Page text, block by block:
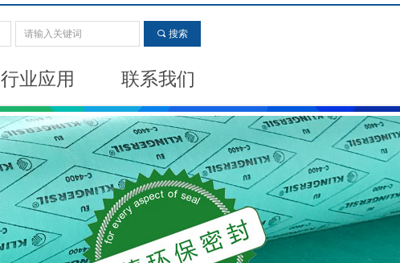
行业应用 联系我们
끠 搜索